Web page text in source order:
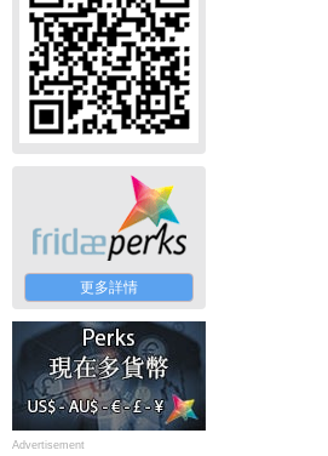
更多詳情
Advertisement